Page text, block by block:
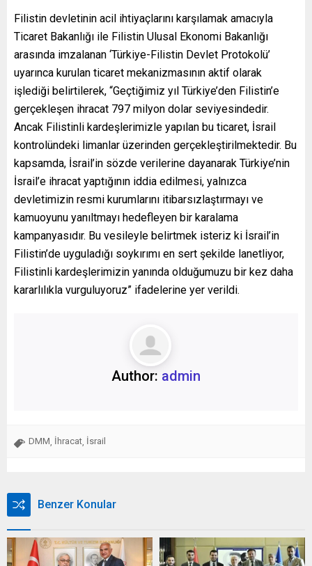
Filistin devletinin acil ihtiyaçlarını karşılamak amacıyla
Ticaret Bakanlığı ile Filistin Ulusal Ekonomi Bakanlığı
arasında imzalanan ‘Türkiye-Filistin Devlet Protokolü’
uyarınca kurulan ticaret mekanizmasının aktif olarak
işlediği belirtilerek, “Geçtiğimiz yıl Türkiye’den Filistin’e
gerçekleşen ihracat 797 milyon dolar seviyesindedir.
Ancak Filistinli kardeşlerimizle yapılan bu ticaret, İsrail
kontrolündeki limanlar üzerinden gerçekleştirilmektedir. Bu
kapsamda, İsrail’in sözde verilerine dayanarak Türkiye’nin
İsrail’e ihracat yaptığının iddia edilmesi, yalnızca
devletimizin resmi kurumlarını itibarsızlaştırmayı ve
kamuoyunu yanıltmayı hedefleyen bir karalama
kampanyasıdır. Bu vesileyle belirtmek isteriz ki İsrail’in
Filistin’de uyguladığı soykırımı en sert şekilde lanetliyor,
Filistinli kardeşlerimizin yanında olduğumuzu bir kez daha
kararlılıkla vurguluyoruz” ifadelerine yer verildi.
Author: admin
DMM İhracat İsrail
Benzer Konular